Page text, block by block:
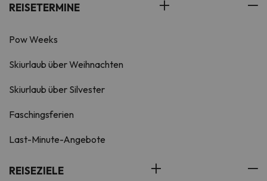
REISETERMINE
Pow Weeks
Skiurlaub über Weihnachten
Skiurlaub über Silvester
Faschingsferien
Last-Minute-Angebote
REISEZIELE